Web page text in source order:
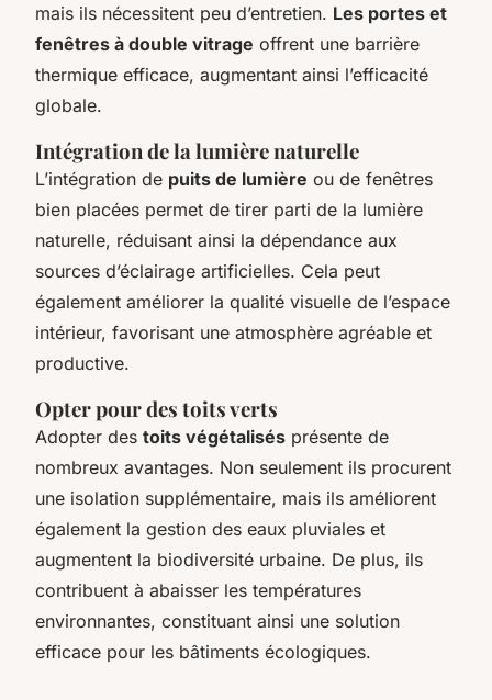
mais ils nécessitent peu d’entretien. Les portes et
fenêtres à double vitrage offrent une barrière
thermique efficace, augmentant ainsi l’efficacité
globale.
Intégration de la lumière naturelle
L’intégration de puits de lumière ou de fenêtres
bien placées permet de tirer parti de la lumière
naturelle, réduisant ainsi la dépendance aux
sources d’éclairage artificielles. Cela peut
également améliorer la qualité visuelle de l’espace
intérieur, favorisant une atmosphère agréable et
productive.
Opter pour des toits verts
Adopter des toits végétalisés présente de
nombreux avantages. Non seulement ils procurent
une isolation supplémentaire, mais ils améliorent
également la gestion des eaux pluviales et
augmentent la biodiversité urbaine. De plus, ils
contribuent à abaisser les températures
environnantes, constituant ainsi une solution
efficace pour les bâtiments écologiques.